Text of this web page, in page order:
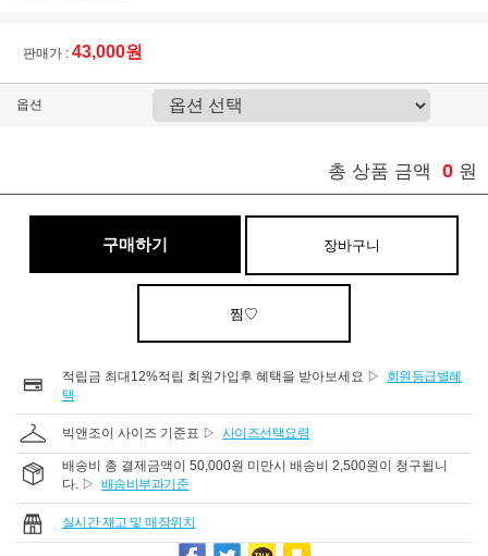
판매가 : 43,000원
옵션
총 상품 금액 0 원
구매하기 장바구니
찜♡
적립금 최대12%적립 회원가입후 혜택을 받아보세요 ▷
회원등급별혜
택
빅앤조이 사이즈 기준표 ▷ 사이즈선택요령
배송비 총 결제금액이 50,000원 미만시 배송비 2,500원이 청구됩니
다. ▷ 배송비부과기준
실시간 재고 및 매장위치